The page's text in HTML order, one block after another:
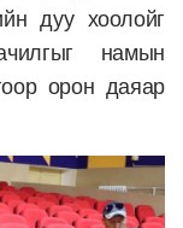
дуу хоолойг
намын
орон даяар